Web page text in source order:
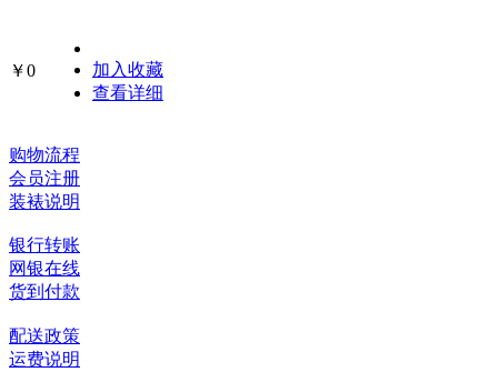
￥0
加入收藏
查看详细
购物流程
会员注册
装裱说明
银行转账
网银在线
货到付款
配送政策
运费说明